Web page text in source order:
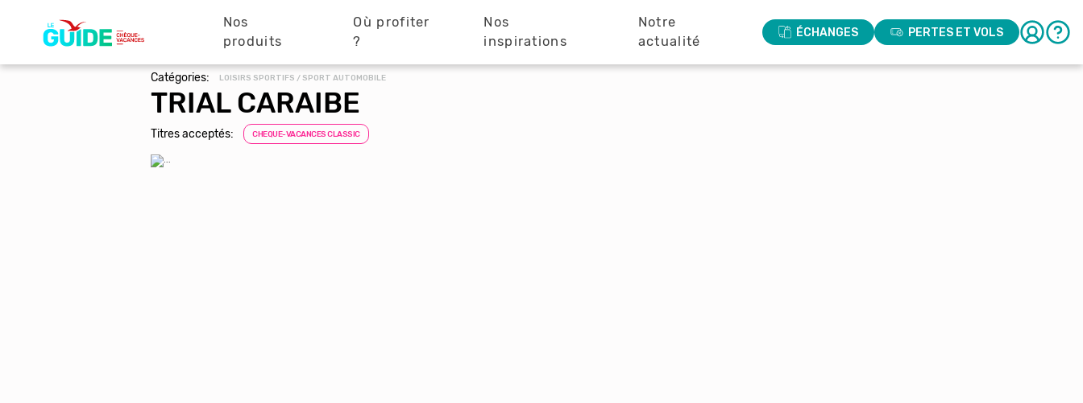
principale
Nos
produits
Où profiter
?
Nos
inspirations
Notre
actualité
ÉCHANGES PERTES ET VOLS
Catégories: LOISIRS SPORTIFS / SPORT AUTOMOBILE
TRIAL CARAIBE
Titres acceptés: CHEQUE-VACANCES CLASSIC